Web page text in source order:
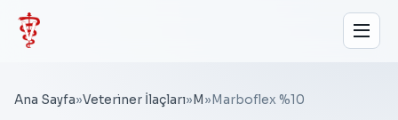
Ana Sayfa»Veteriner İlaçları» M » Marboflex %10